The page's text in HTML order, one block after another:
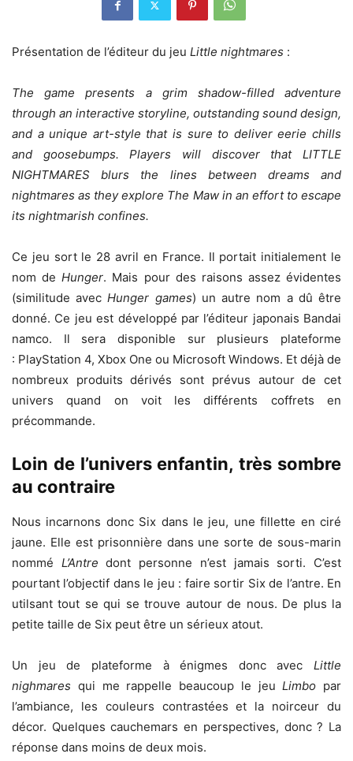
Présentation de l’éditeur du jeu Little nightmares :
The game presents a grim shadow-filled adventure
through an interactive storyline, outstanding sound design,
and a unique art-style that is sure to deliver eerie chills
and goosebumps. Players will discover that LITTLE
NIGHTMARES blurs the lines between dreams and
nightmares as they explore The Maw in an effort to escape
its nightmarish confines.
Ce jeu sort le 28 avril en France. Il portait initialement le
nom deHunger. Mais pour des raisons assez évidentes
(similitude avecHunger games) un autre nom a dû être
donné. Ce jeu est développé par l’éditeur japonais Bandai
namco. Il sera disponible sur plusieurs plateforme
: PlayStation 4, Xbox One ou Microsoft Windows. Et déjà de
nombreux produits dérivés sont prévus autour de cet
univers quand on voit les différents coffrets en
précommande.
Loin de l’univers enfantin, très sombre
au contraire
Nous incarnons donc Six dans le jeu, une fillette en ciré
jaune. Elle est prisonnière dans une sorte de sous-marin
nommé L’Antre dont personne n’est jamais sorti. C’est
pourtant l’objectif dans le jeu : faire sortir Six de l’antre. En
utilsant tout se qui se trouve autour de nous. De plus la
petite taille de Six peut être un sérieux atout.
Un jeu de plateforme à énigmes donc avec Little
nighmares qui me rappelle beaucoup le jeuLimbo par
l’ambiance, les couleurs contrastées et la noirceur du
décor. Quelques cauchemars en perspectives, donc ? La
réponse dans moins de deux mois.